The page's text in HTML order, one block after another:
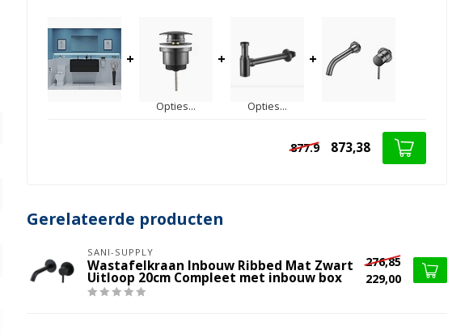
+
Opties...
+
Opties...
+
877.9 873,38
Gerelateerde producten
SANI-SUPPLY
Wastafelkraan Inbouw Ribbed Mat Zwart
Uitloop 20cm Compleet met inbouw box
276,85
229,00